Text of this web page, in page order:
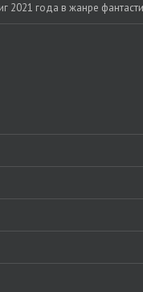
2021 года в жанре